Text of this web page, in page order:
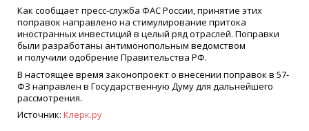
Как сообщает пресс-служба ФАС России, принятие этих
поправок направлено на стимулирование притока
иностранных инвестиций в целый ряд отраслей. Поправки
были разработаны антимонопольным ведомством
и получили одобрение Правительства РФ.
В настоящее время законопроект о внесении поправок в 57-
ФЗ направлен в Государственную Думу для дальнейшего
рассмотрения.
Источник: Клерк.ру